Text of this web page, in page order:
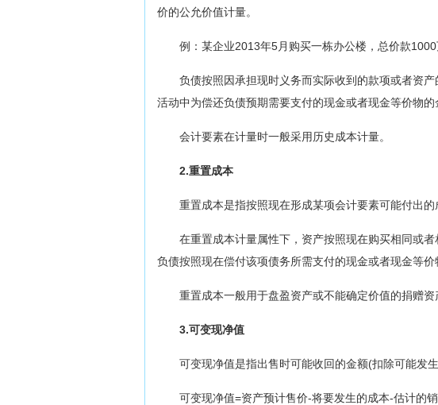
价的公允价值计量。
例：某企业2013年5月购买一栋办公楼，总价款
负债按照因承担现时义务而实际收到的款项或者资
活动中为偿还负债预期需要支付的现金或者现金等价物的
会计要素在计量时一般采用历史成本计量。
2.重置成本
重置成本是指按照现在形成某项会计要素可能付出的
在重置成本计量属性下，资产按照现在购买相同或
负债按照现在偿付该项债务所需支付的现金或者现金等
重置成本一般用于盘盈资产或不能确定价值的捐赠
3.可变现净值
可变现净值是指出售时可能收回的金额(扣除可能发
可变现净值=资产预计售价-将要发生的成本-估计的